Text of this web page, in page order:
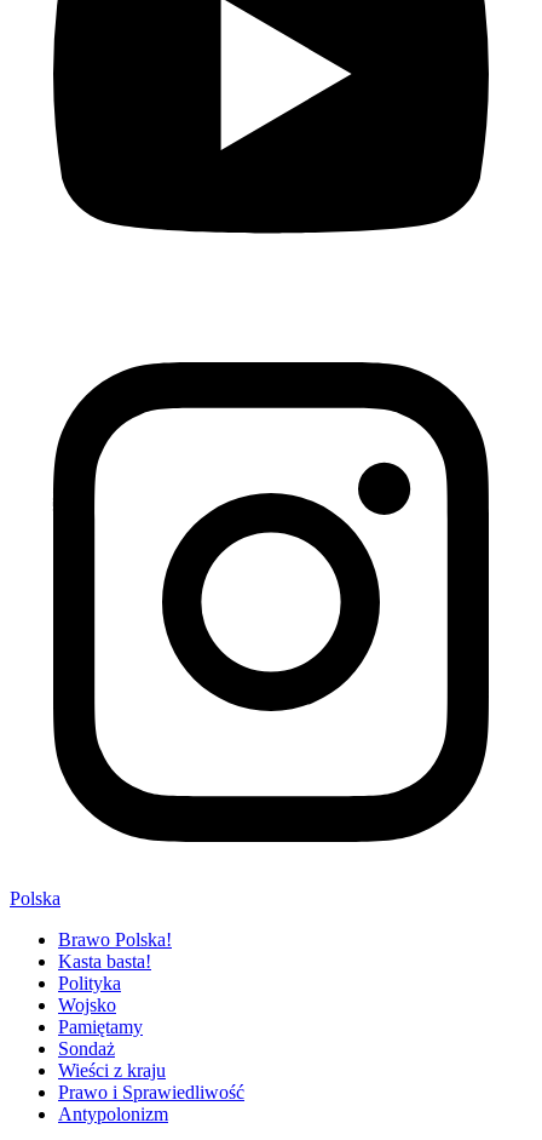
Polska
Brawo Polska!
Kasta basta!
Polityka
Wojsko
Pamiętamy
Sondaż
Wieści z kraju
Prawo i Sprawiedliwość
Antypolonizm